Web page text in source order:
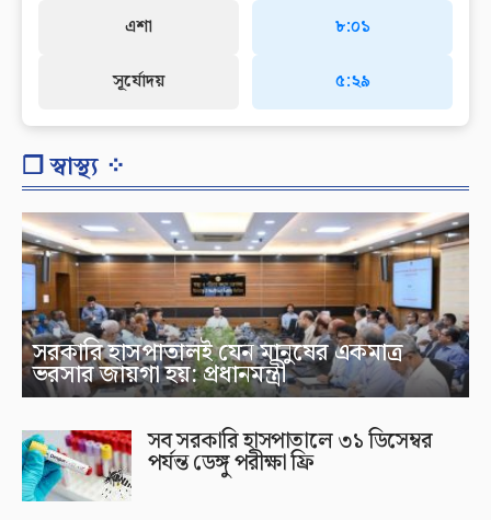
এশা
সূর্যোদয়
৮:০১
৫:২৯
❐ স্বাস্থ্য ⁘
সরকারি হাসপাতালই যেন মানুষের একমাত্র
ভরসার জায়গা হয়: প্রধানমন্ত্রী
সব সরকারি হাসপাতালে ৩১ ডিসেম্বর
পর্যন্ত ডেঙ্গু পরীক্ষা ফ্রি